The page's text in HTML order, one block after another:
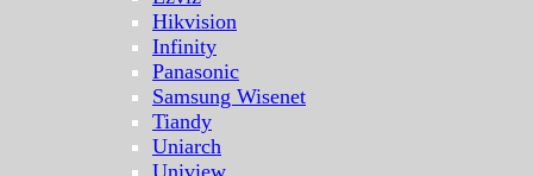
Hikvision
Infinity
Panasonic
Samsung Wisenet
Tiandy
Uniarch
Uniview